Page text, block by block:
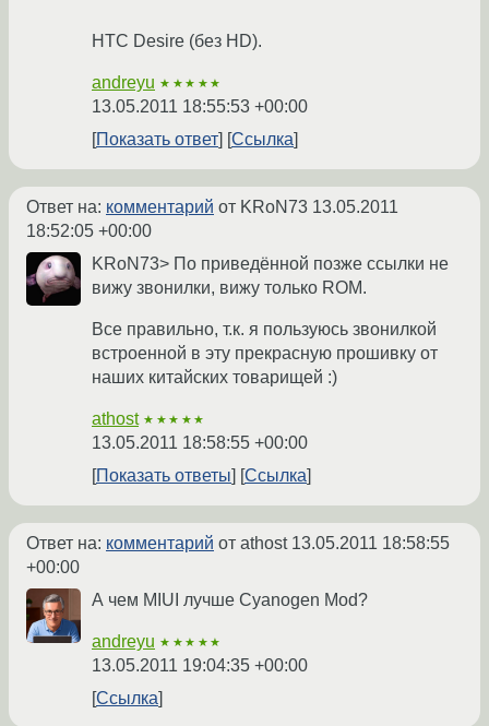
HTC Desire (без HD).
andreyu ★★★★★
13.05.2011 18:55:53 +00:00
Показать ответ
Ссылка
Ответ на: комментарий от KRoN73 13.05.2011
18:52:05 +00:00
KRoN73> По приведённой позже ссылки не
вижу звонилки, вижу только ROM.
Все правильно, т.к. я пользуюсь звонилкой
встроенной в эту прекрасную прошивку от
наших китайских товарищей :)
athost ★★★★★
13.05.2011 18:58:55 +00:00
Показать ответы
Ссылка
Ответ на: комментарий от athost 13.05.2011 18:58:55
+00:00
А чем MIUI лучше Cyanogen Mod?
andreyu ★★★★★
13.05.2011 19:04:35 +00:00
Ссылка